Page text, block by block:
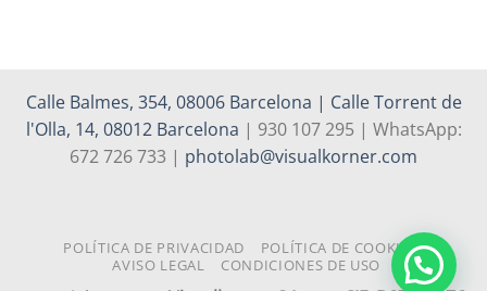
Calle Balmes, 354, 08006 Barcelona | Calle Torrent de
l'Olla, 14, 08012 Barcelona | 930 107 295 | WhatsApp:
672 726 733 | photolab@visualkorner.com
POLÍTICA DE PRIVACIDAD
POLÍTICA DE COOKIES
AVISO LEGAL
CONDICIONES DE USO